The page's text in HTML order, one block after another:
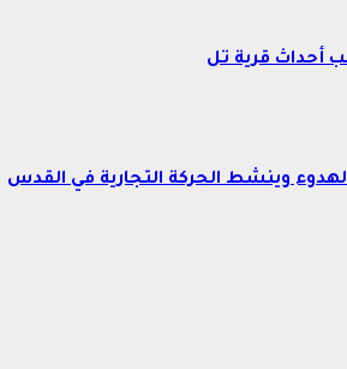
أحداث قرية تل
وينشط الحركة التجارية في القدس